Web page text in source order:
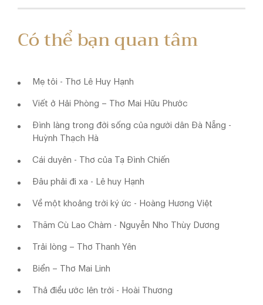
Có thể bạn quan tâm
Mẹ tôi - Thơ Lê Huy Hạnh
Viết ở Hải Phòng – Thơ Mai Hữu Phước
Đình làng trong đời sống của người dân Đà Nẵng -
Huỳnh Thạch Hà
Cái duyên - Thơ của Tạ Đình Chiến
Đâu phải đi xa - Lê huy Hạnh
Về một khoảng trời ký ức - Hoàng Hương Việt
Thăm Cù Lao Chàm - Nguyễn Nho Thùy Dương
Trải lòng – Thơ Thanh Yên
Biển – Thơ Mai Linh
Thả điều ước lên trời - Hoài Thương